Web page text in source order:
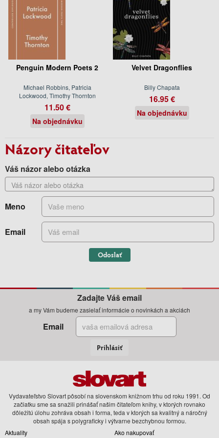
Penguin Modern Poets 2
Michael Robbins, Patricia
Lockwood, Timothy Thornton
11.50 €
Na objednávku
Velvet Dragonflies
Billy Chapata
16.95 €
Na objednávku
Názory čitateľov
Váš názor alebo otázka
Meno
Email
Odoslať
Zadajte Váš email
a my Vám budeme zasielať informácie o novinkách a akciách
Email
Prihlásiť
Vydavateľstvo Slovart pôsobí na slovenskom knižnom trhu od roku 1991. Od
začiatku sme sa snažili prinášať našim čitateľom knihy, v ktorých rovnako
dôležitú úlohu zohráva obsah i forma, teda v ktorých sa kvalitný a náročný
obsah spája s polygraficky i výtvarne bezchybnou formou.
Aktuality
Ako nakupovať